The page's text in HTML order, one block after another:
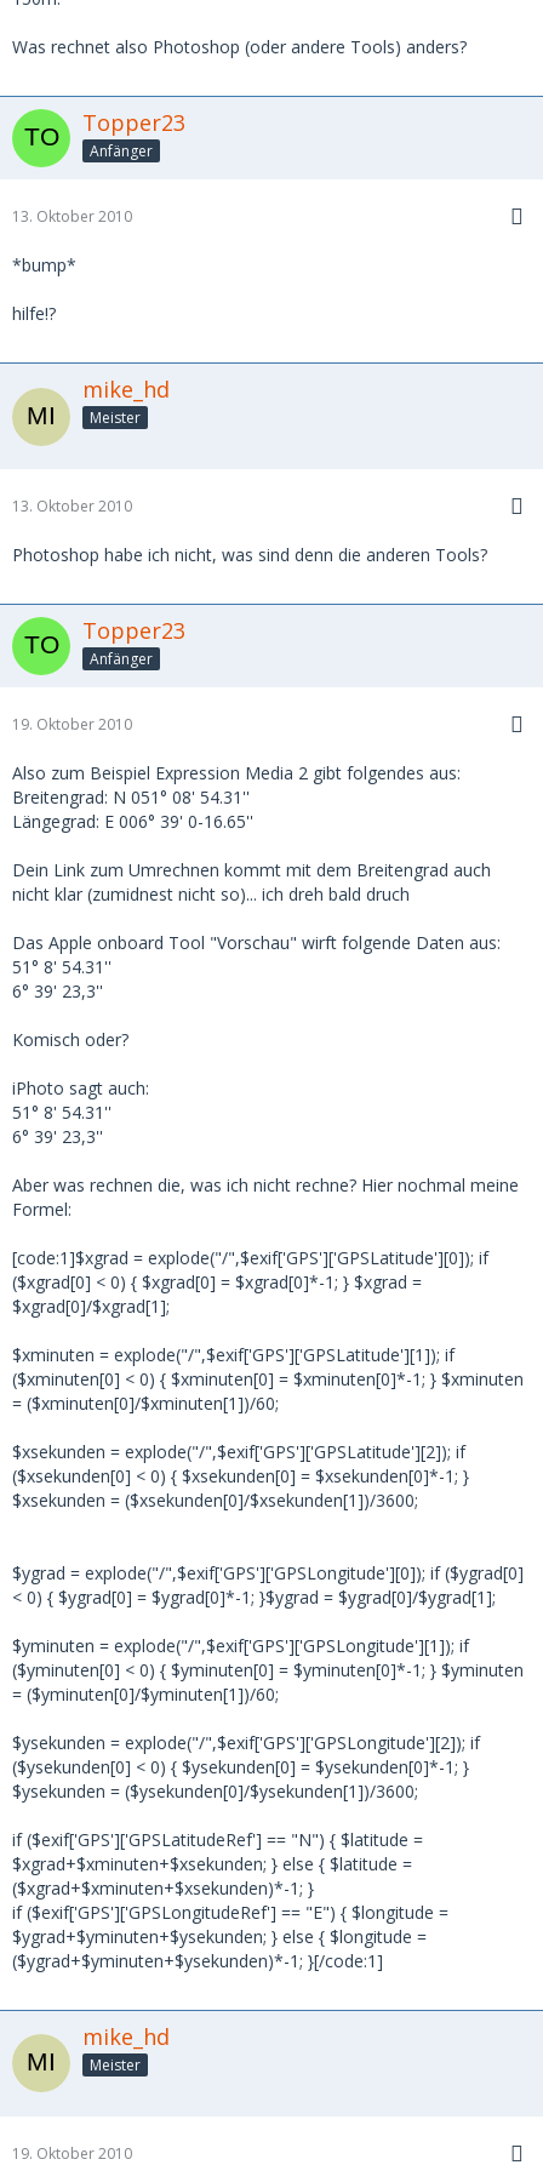
Was rechnet also Photoshop (oder andere Tools) anders?
Topper23
Anfänger
13. Oktober 2010
*bump*
hilfe!?
mike_hd
Meister
13. Oktober 2010
Photoshop habe ich nicht, was sind denn die anderen Tools?
Topper23
Anfänger
19. Oktober 2010
Also zum Beispiel Expression Media 2 gibt folgendes aus:
Breitengrad: N 051° 08' 54.31''
Längegrad: E 006° 39' 0-16.65''
Dein Link zum Umrechnen kommt mit dem Breitengrad auch
nicht klar (zumidnest nicht so)... ich dreh bald druch
Das Apple onboard Tool "Vorschau" wirft folgende Daten aus:
51° 8' 54.31''
6° 39' 23,3''
Komisch oder?
iPhoto sagt auch:
51° 8' 54.31''
6° 39' 23,3''
Aber was rechnen die, was ich nicht rechne? Hier nochmal meine
Formel:
[code:1]$xgrad = explode("/",$exif['GPS']['GPSLatitude'][0]); if
($xgrad[0] < 0) { $xgrad[0] = $xgrad[0]*-1; } $xgrad =
$xgrad[0]/$xgrad[1];
$xminuten = explode("/",$exif['GPS']['GPSLatitude'][1]); if
($xminuten[0] < 0) { $xminuten[0] = $xminuten[0]*-1; } $xminuten
= ($xminuten[0]/$xminuten[1])/60;
$xsekunden = explode("/",$exif['GPS']['GPSLatitude'][2]); if
($xsekunden[0] < 0) { $xsekunden[0] = $xsekunden[0]*-1; }
$xsekunden = ($xsekunden[0]/$xsekunden[1])/3600;
$ygrad = explode("/",$exif['GPS']['GPSLongitude'][0]); if ($ygrad[0]
< 0) { $ygrad[0] = $ygrad[0]*-1; }$ygrad = $ygrad[0]/$ygrad[1];
$yminuten = explode("/",$exif['GPS']['GPSLongitude'][1]); if
($yminuten[0] < 0) { $yminuten[0] = $yminuten[0]*-1; } $yminuten
= ($yminuten[0]/$yminuten[1])/60;
$ysekunden = explode("/",$exif['GPS']['GPSLongitude'][2]); if
($ysekunden[0] < 0) { $ysekunden[0] = $ysekunden[0]*-1; }
$ysekunden = ($ysekunden[0]/$ysekunden[1])/3600;
if ($exif['GPS']['GPSLatitudeRef'] == "N") { $latitude =
$xgrad+$xminuten+$xsekunden; } else { $latitude =
($xgrad+$xminuten+$xsekunden)*-1; }
if ($exif['GPS']['GPSLongitudeRef'] == "E") { $longitude =
$ygrad+$yminuten+$ysekunden; } else { $longitude =
($ygrad+$yminuten+$ysekunden)*-1; }[/code:1]
mike_hd
Meister
19. Oktober 2010